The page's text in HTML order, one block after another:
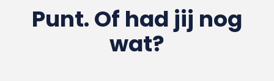
Punt. Of had jij nog
wat?